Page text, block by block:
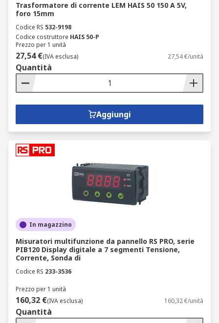
Trasformatore di corrente LEM HAIS 50 150 A 5V,
foro 15mm
Codice RS 532-9198
Codice costruttore HAIS 50-P
Prezzo per 1 unità
27,54 €(IVA esclusa) 27,54 €/unità
Quantità
Aggiungi
In magazzino
Misuratori multifunzione da pannello RS PRO, serie
PIB120 Display digitale a 7 segmenti Tensione,
Corrente, Sonda di
Codice RS 233-3536
Prezzo per 1 unità
160,32 €(IVA esclusa) 160,32 €/unità
Quantità